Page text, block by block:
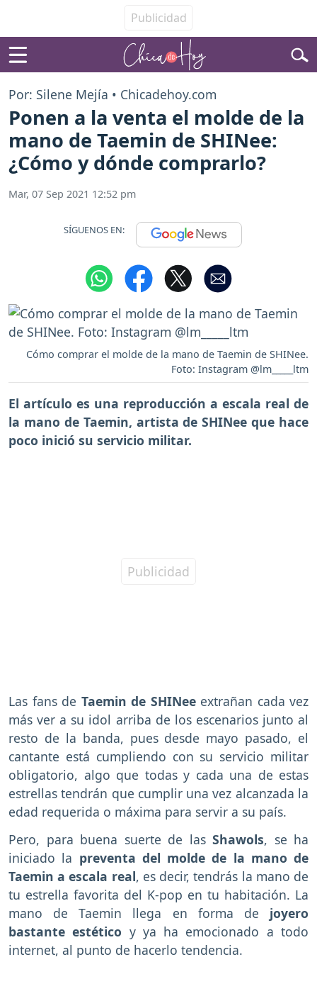
Por: Silene Mejía • Chicadehoy.com
Ponen a la venta el molde de la
mano de Taemin de SHINee:
¿Cómo y dónde comprarlo?
Mar, 07 Sep 2021 12:52 pm
SÍGUENOS EN:
Cómo comprar el molde de la mano de Taemin de SHINee.
Foto: Instagram @lm_____ltm
El artículo es una reproducción a escala real de
la mano de Taemin, artista de SHINee que hace
poco inició su servicio militar.
Las fans de Taemin de SHINeeextrañan cada vez
más ver a su idol arriba de los escenarios junto al
resto de la banda, pues desde mayo pasado, el
cantante está cumpliendo con su servicio militar
obligatorio, algo que todas y cada una de estas
estrellas tendrán que cumplir una vez alcanzada la
edad requerida o máxima para servir a su país.
Pero, para buena suerte de las Shawols, se ha
iniciado la preventa del molde de la mano de
Taemin a escala real, es decir, tendrás la mano de
tu estrella favorita del K-pop en tu habitación. La
mano de Taemin llega en forma de joyero
bastante estético y ya ha emocionado a todo
internet, al punto de hacerlo tendencia.